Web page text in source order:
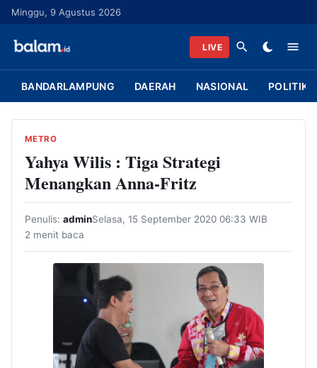
u
Minggu, 9 Agustus 2026
LIVE
BANDARLAMPUNG DAERAH NASIONAL POLITIK
METRO
Yahya Wilis : Tiga Strategi
Menangkan Anna-Fritz
Penulis: adminSelasa, 15 September 2020 06:33 WIB
2 menit baca